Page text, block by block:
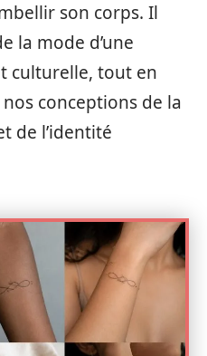
son corps. Il
la mode d’une
culturelle, tout en
conceptions de la
de l’identité